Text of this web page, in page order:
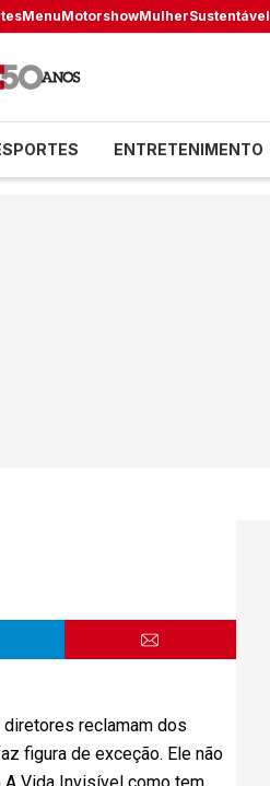
MenuMotorshowMulherSustentável
ENTRETENIMENTO
reclamam dos
figura de exceção. Ele não